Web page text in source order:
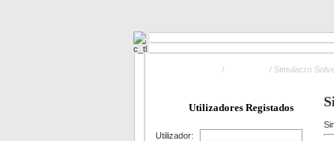
/ / Simulacro
Utilizadores Registados
Utilizador: